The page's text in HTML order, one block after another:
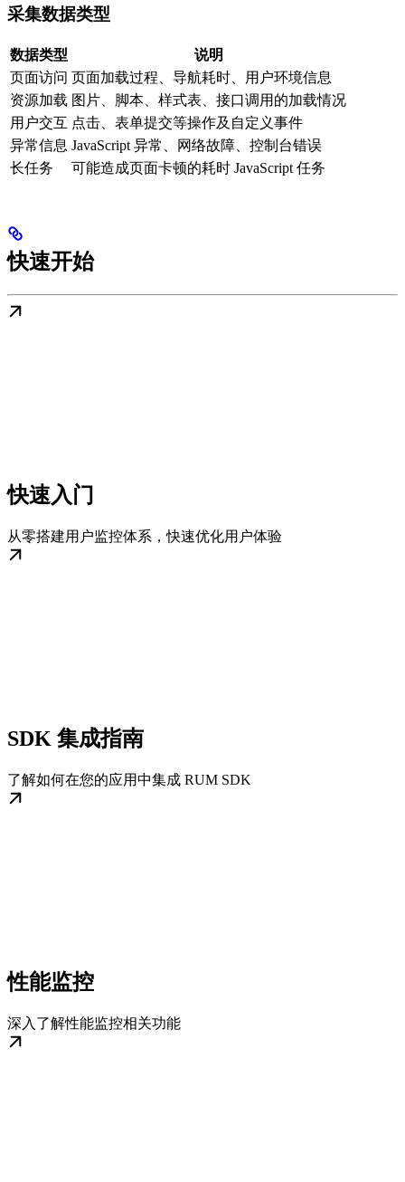
采集数据类型
数据类型
说明
页面访问 页面加载过程、导航耗时、用户环境信息
资源加载 图片、脚本、样式表、接口调用的加载情况
用户交互 点击、表单提交等操作及自定义事件
异常信息 JavaScript 异常、网络故障、控制台错误
长任务
可能造成页面卡顿的耗时 JavaScript 任务
快速开始
快速入门
从零搭建用户监控体系，快速优化用户体验
SDK 集成指南
了解如何在您的应用中集成 RUM SDK
性能监控
深入了解性能监控相关功能